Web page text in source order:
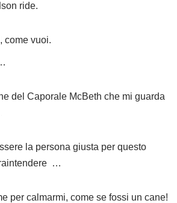
ride.
come vuoi.
del Caporale McBeth che mi guarda
la persona giusta per questo
…
per calmarmi, come se fossi un cane!